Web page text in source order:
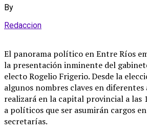
By
Redaccion
El panorama político en Entre Ríos
la presentación inminente del
electo Rogelio Frigerio. Desde la
algunos nombres claves en diferentes
realizará en la capital provincial a las
a políticos que ser asumirán cargos
secretarías.